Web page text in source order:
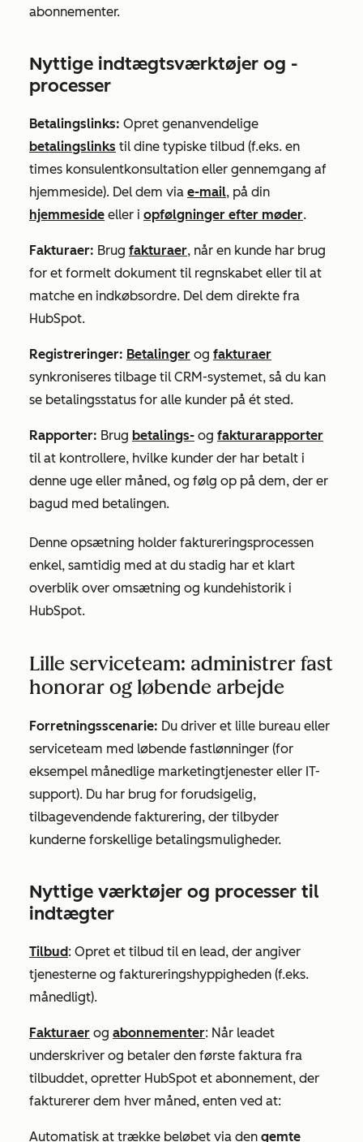
abonnementer.
Nyttige indtægtsværktøjer og -
processer
Betalingslinks: Opret genanvendelige
betalingslinks til dine typiske tilbud (f.eks. en
times konsulentkonsultation eller gennemgang af
hjemmeside). Del dem via e-mail, på din
hjemmeside eller i opfølgninger efter møder.
Fakturaer: Brug fakturaer, når en kunde har brug
for et formelt dokument til regnskabet eller til at
matche en indkøbsordre. Del dem direkte fra
HubSpot.
Registreringer: Betalinger og fakturaer
synkroniseres tilbage til CRM-systemet, så du kan
se betalingsstatus for alle kunder på ét sted.
Rapporter: Brug betalings- og fakturarapporter
til at kontrollere, hvilke kunder der har betalt i
denne uge eller måned, og følg op på dem, der er
bagud med betalingen.
Denne opsætning holder faktureringsprocessen
enkel, samtidig med at du stadig har et klart
overblik over omsætning og kundehistorik i
HubSpot.
Lille serviceteam: administrer fast
honorar og løbende arbejde
Forretningsscenarie: Du driver et lille bureau eller
serviceteam med løbende fastlønninger (for
eksempel månedlige marketingtjenester eller IT-
support). Du har brug for forudsigelig,
tilbagevendende fakturering, der tilbyder
kunderne forskellige betalingsmuligheder.
Nyttige værktøjer og processer til
indtægter
Tilbud: Opret et tilbud til en lead, der angiver
tjenesterne og faktureringshyppigheden (f.eks.
månedligt).
Fakturaer og abonnementer: Når leadet
underskriver og betaler den første faktura fra
tilbuddet, opretter HubSpot et abonnement, der
fakturerer dem hver måned, enten ved at:
Automatisk at trække beløbet via den gemte